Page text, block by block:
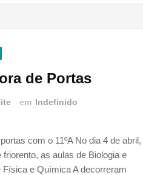
de Portas
em Indefinido
com o 11ºA No dia 4 de abril,
friorento, as aulas de Biologia e
Física e Química A decorreram